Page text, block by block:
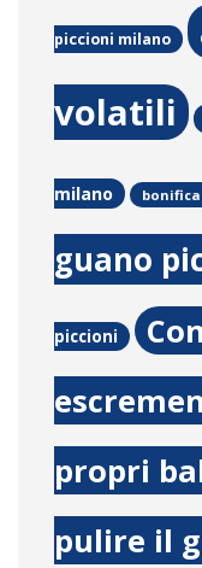
piccioni milano
volatili
milano
guano
piccioni
propri
pulire il